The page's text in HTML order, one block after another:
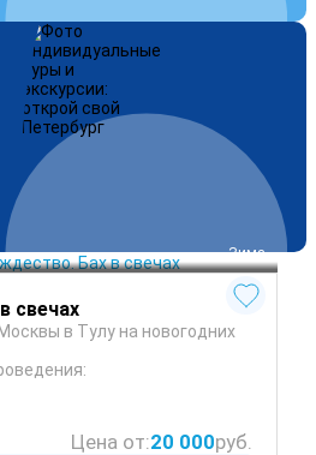
Зима
свечах
в Тулу на новогодних
Цена от:20 000руб.